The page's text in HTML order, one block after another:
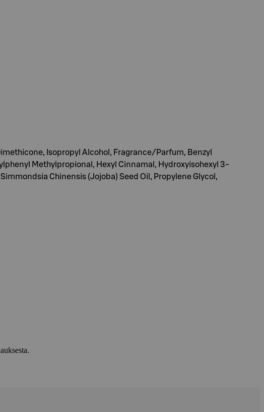
Isopropyl Alcohol, Fragrance/Parfum, Benzyl
Methylpropional, Hexyl Cinnamal, Hydroxyisohexyl 3-
Chinensis (Jojoba) Seed Oil, Propylene Glycol,